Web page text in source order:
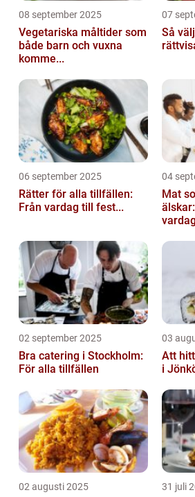
08 september 2025
Vegetariska måltider som
både barn och vuxna
komme...
07
Så
06 september 2025
Rätter för alla tillfällen:
Från vardag till fest...
04
Mat
02 september 2025
Bra catering i Stockholm:
För alla tillfällen
03
Att
i
02 augusti 2025 31 juli